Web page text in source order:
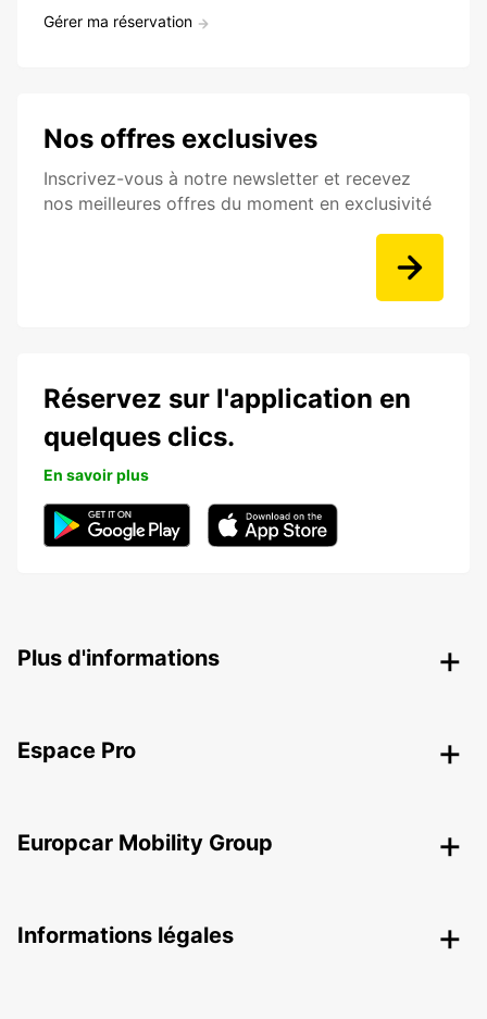
Gérer ma réservation
Nos offres exclusives
Inscrivez-vous à notre newsletter et recevez
nos meilleures offres du moment en exclusivité
Réservez sur l'application en
quelques clics.
En savoir plus
Plus d'informations
Espace Pro
Europcar Mobility Group
Informations légales